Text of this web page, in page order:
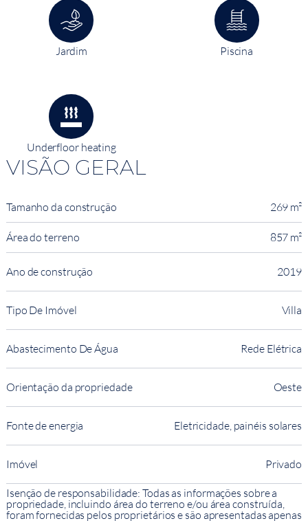
Jardim Piscina
Underfloor heating
VISÃO GERAL
Tamanho da construção 269 m²
Área do terreno 857 m²
Ano de construção 2019
Tipo De Imóvel Villa
Abastecimento De Água Rede Elétrica
Orientação da propriedade Oeste
Fonte de energia Eletricidade, painéis solares
Imóvel Privado
Isenção de responsabilidade: Todas as informações sobre a
propriedade, incluindo área do terreno e/ou área construída,
foram fornecidas pelos proprietários e são apresentadas apenas